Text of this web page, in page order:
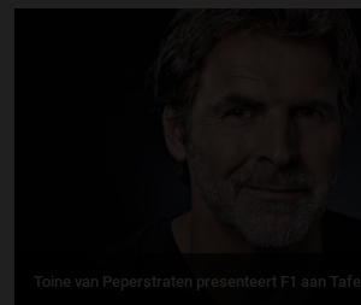
Toine van Peperstraten presenteert F1 aan Tafel